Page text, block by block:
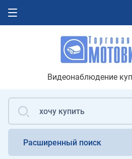
Видеонаблюдение
Расширенный поиск